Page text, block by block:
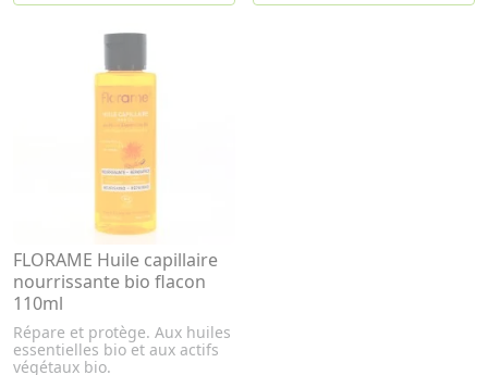
FLORAME Huile capillaire
nourrissante bio flacon
110ml
Répare et protège. Aux huiles
essentielles bio et aux actifs
végétaux bio.